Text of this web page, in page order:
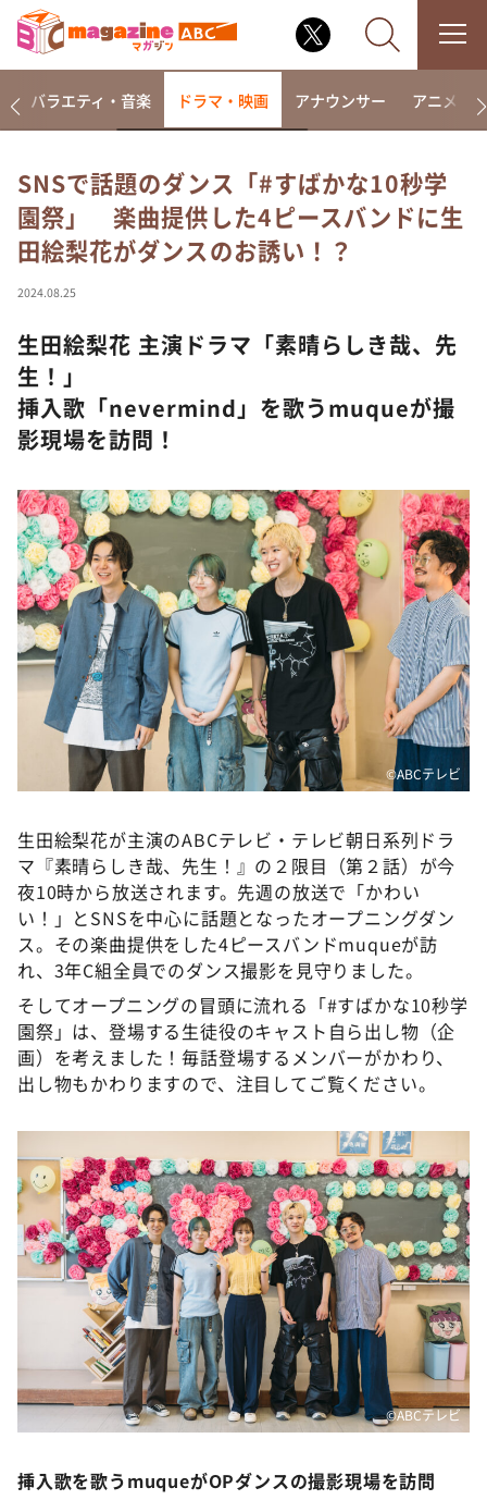
なるみ・岡村の過ぎるTV
相席食堂
これ余談なんですけど・・・
て真剣です
探偵！ナイトスクープ
news おかえり
河合＆A.B.C-Z塚田×福井アナ「なんでやねん！？」
（news おかえり）
DAIGOも台所 ～きょうの献立 何にする？～
本日はダイアンなり！シーズン２
朝だ！生です旅サラダ
教えて！ニュースライブ 正義のミカタ
ＬＩＦＥ～夢のカタチ～
新婚さんいらっしゃい！
ポツンと一軒家
ザキ山小屋本館
ぺこぱのまるスポ
アナ回覧板
バラエティ・音楽 ドラマ・映画 アナウンサー アニメ・
SNSで話題のダンス「#すばかな10秒学
園祭」 楽曲提供した4ピースバンドに生
田絵梨花がダンスのお誘い！？
2024.08.25
生田絵梨花 主演ドラマ「素晴らしき哉、先
生！」
挿入歌「nevermind」を歌うmuqueが撮
影現場を訪問！
©ABCテレビ
生田絵梨花が主演のABCテレビ・テレビ朝日系列ドラ
マ『素晴らしき哉、先生！』の２限目（第２話）が今
夜10時から放送されます。先週の放送で「かわい
い！」とSNSを中心に話題となったオープニングダン
ス。その楽曲提供をした4ピースバンドmuqueが訪
れ、3年C組全員でのダンス撮影を見守りました。
そしてオープニングの冒頭に流れる「#すばかな10秒学
園祭」は、登場する生徒役のキャスト自ら出し物（企
画）を考えました！毎話登場するメンバーがかわり、
出し物もかわりますので、注目してご覧ください。
©ABCテレビ
挿入歌を歌うmuqueがOPダンスの撮影現場を訪問